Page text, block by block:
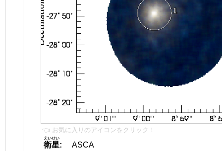
👈 お気に入りのアイコンをクリック！
衛星
えいせい
:
ASCA